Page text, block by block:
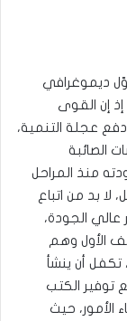
ديموغرافي
إن القوى
عجلة التنمية،
الصائبة
منذ المراحل
بد من اتباع
الجودة،
الأول وهم
أن ينشأ
توفير الكتب
الأمور، حيث